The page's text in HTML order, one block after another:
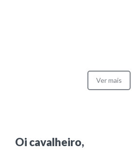
Ver mais
Oi cavalheiro,